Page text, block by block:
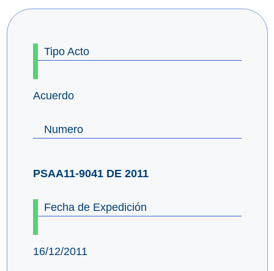
Tipo Acto
Acuerdo
Numero
PSAA11-9041 DE 2011
Fecha de Expedición
16/12/2011